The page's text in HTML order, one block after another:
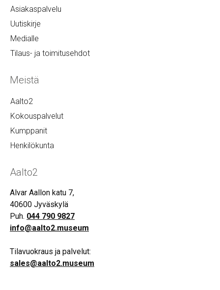
Asiakaspalvelu
Uutiskirje
Medialle
Tilaus- ja toimitusehdot
Meistä
Aalto2
Kokouspalvelut
Kumppanit
Henkilökunta
Aalto2
Alvar Aallon katu 7,
40600 Jyväskylä
Puh. 044 790 9827
info@aalto2.museum
Tilavuokraus ja palvelut:
sales@aalto2.museum